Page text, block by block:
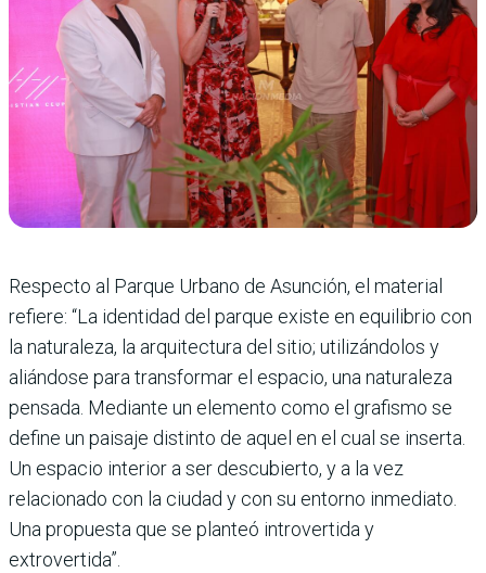
Respecto al Parque Urbano de Asunción, el material
refiere: “La identidad del parque existe en equilibrio con
la naturaleza, la arquitectura del sitio; utilizándolos y
aliándose para transformar el espacio, una naturaleza
pensada. Mediante un elemento como el grafismo se
define un paisaje distinto de aquel en el cual se inserta.
Un espacio interior a ser descubierto, y a la vez
relacionado con la ciudad y con su entorno inmediato.
Una propuesta que se planteó introvertida y
extrovertida”.